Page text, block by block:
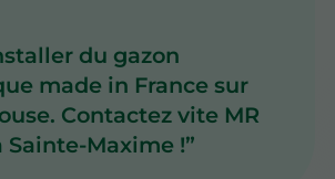
du gazon
made in France sur
Contactez vite MR
Sainte-Maxime !